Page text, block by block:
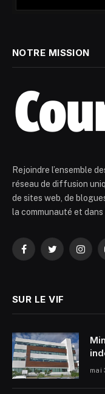
NOTRE MISSION
Rejoindre l’ensemble
réseau de diffusion
de sites web, de
la communauté et
FacebookTwitter
SUR LE VIF
mai